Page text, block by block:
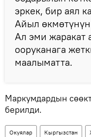
эркек, бир аял
Айыл
Ал эми жаракат
ооруканага
маалыматта.
Маркумдардын
берилди.
Окуялар Кыргызстан